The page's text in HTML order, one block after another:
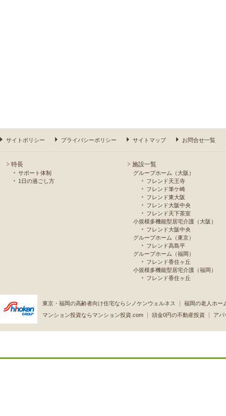
サイトポリシー プライバシーポリシー サイトマップ お問合せ一覧
特長
サポート体制
1日の過ごし方
施設一覧
グループホーム（大阪）
フレンド天王寺
フレンド筆ケ崎
フレンド東大阪
フレンド大阪中央
フレンド天下茶室
小規模多機能型居宅介護（大阪）
フレンド大阪中央
グループホーム（東京）
フレンド高島平
グループホーム（福岡）
フレンド香住ヶ丘
小規模多機能型居宅介護（福岡）
フレンド香住ヶ丘
東京・福岡の高齢者向け住宅ならシノケンウェルネス
福岡の老人ホー
マンション投資ならマンション投資.com
頭金0円の不動産投資 アパ